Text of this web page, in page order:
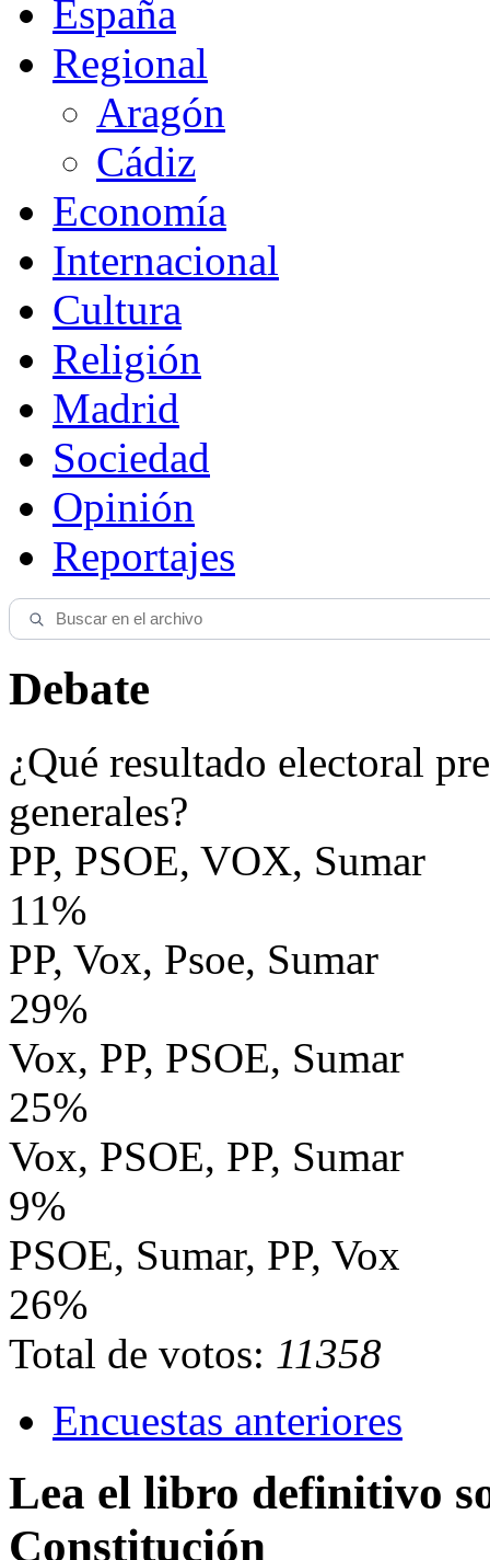
España
Regional
Aragón
Cádiz
Economía
Internacional
Cultura
Religión
Madrid
Sociedad
Opinión
Reportajes
Debate
¿Qué resultado electoral
generales?
PP, PSOE, VOX, Sumar
11%
PP, Vox, Psoe, Sumar
29%
Vox, PP, PSOE, Sumar
25%
Vox, PSOE, PP, Sumar
9%
PSOE, Sumar, PP, Vox
26%
Total de votos: 11358
Encuestas anteriores
Lea el libro definitivo
Constitución